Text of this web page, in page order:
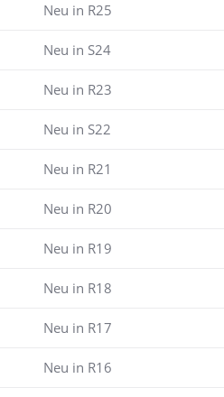
Neu in R25
Neu in S24
Neu in R23
Neu in S22
Neu in R21
Neu in R20
Neu in R19
Neu in R18
Neu in R17
Neu in R16